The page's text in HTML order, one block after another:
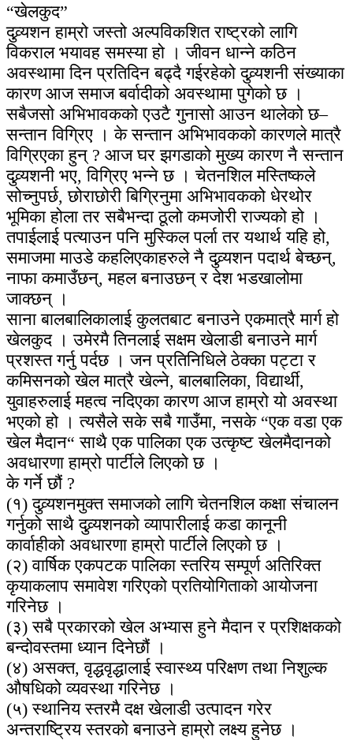
“खेलकुद”
दुव्र्यशन हाम्रो जस्तो अल्पविकशित राष्ट्रको लागि
विकराल भयावह समस्या हो । जीवन धान्ने कठिन
अवस्थामा दिन प्रतिदिन बढ्दै गईरहेको दुव्र्यशनी संख्याका
कारण आज समाज बर्वादीको अवस्थामा पुगेको छ ।
सबैजसो अभिभावकको एउटै गुनासो आउन थालेको छ–
सन्तान विग्रिए । के सन्तान अभिभावकको कारणले मात्रै
विग्रिएका हुन् ? आज घर झगडाको मुख्य कारण नै सन्तान
दुव्र्यशनी भए, विग्रिए भन्ने छ । चेतनशिल मस्तिष्कले
सोच्नुपर्छ, छोराछोरी बिग्रिनुमा अभिभावकको धेरथोर
भूमिका होला तर सबैभन्दा ठूलो कमजोरी राज्यको हो ।
तपाईलाई पत्याउन पनि मुस्किल पर्ला तर यथार्थ यहि हो,
समाजमा माउडे कहलिएकाहरुले नै दुव्र्यशन पदार्थ बेच्छन्,
नाफा कमाउँछन्, महल बनाउछन् र देश भडखालोमा
जाक्छन् ।
साना बालबालिकालाई कुलतबाट बनाउने एकमात्रै मार्ग हो
खेलकुद । उमेरमै तिनलाई सक्षम खेलाडी बनाउने मार्ग
प्रशस्त गर्नु पर्दछ । जन प्रतिनिधिले ठेक्का पट्टा र
कमिसनको खेल मात्रै खेल्ने, बालबालिका, विद्यार्थी,
युवाहरुलाई महत्व नदिएका कारण आज हाम्रो यो अवस्था
भएको हो । त्यसैले सके सबै गाउँमा, नसके “एक वडा एक
खेल मैदान“ साथै एक पालिका एक उत्कृष्ट खेलमैदानको
अवधारणा हाम्रो पार्टीले लिएको छ ।
के गर्ने छौं ?
(१) दुव्र्यशनमुक्त समाजको लागि चेतनशिल कक्षा संचालन
गर्नुको साथै दुव्र्यशनको व्यापारीलाई कडा कानूनी
कार्वाहीको अवधारणा हाम्रो पार्टीले लिएको छ ।
(२) वार्षिक एकपटक पालिका स्तरिय सम्पूर्ण अतिरिक्त
कृयाकलाप समावेश गरिएको प्रतियोगिताको आयोजना
गरिनेछ ।
(३) सबै प्रकारको खेल अभ्यास हुने मैदान र प्रशिक्षकको
बन्दोवस्तमा ध्यान दिनेछौं ।
(४) असक्त, वृद्धवृद्धालाई स्वास्थ्य परिक्षण तथा निशुल्क
औषधिको व्यवस्था गरिनेछ ।
(५) स्थानिय स्तरमै दक्ष खेलाडी उत्पादन गरेर
अन्तराष्ट्रिय स्तरको बनाउने हाम्रो लक्ष्य हुनेछ ।